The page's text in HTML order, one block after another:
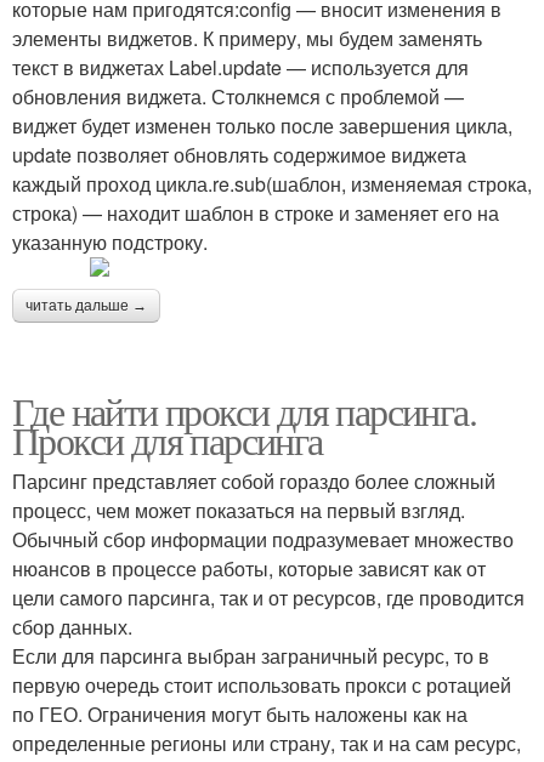
которые нам пригодятся:config — вносит изменения в
элементы виджетов. К примеру, мы будем заменять
текст в виджетах Label.update — используется для
обновления виджета. Столкнемся с проблемой —
виджет будет изменен только после завершения цикла,
update позволяет обновлять содержимое виджета
каждый проход цикла.re.sub(шаблон, изменяемая строка,
строка) — находит шаблон в строке и заменяет его на
указанную подстроку.
читать дальше →
Где найти прокси для парсинга.
Прокси для парсинга
Парсинг представляет собой гораздо более сложный
процесс, чем может показаться на первый взгляд.
Обычный сбор информации подразумевает множество
нюансов в процессе работы, которые зависят как от
цели самого парсинга, так и от ресурсов, где проводится
сбор данных.
Если для парсинга выбран заграничный ресурс, то в
первую очередь стоит использовать прокси с ротацией
по ГЕО. Ограничения могут быть наложены как на
определенные регионы или страну, так и на сам ресурс,